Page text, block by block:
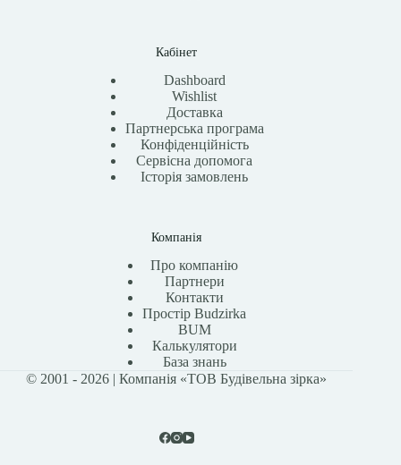
Кабінет
Dashboard
Wishlist
Доставка
Партнерська програма
Конфіденційність
Сервісна допомога
Історія замовлень
Компанія
Про компанію
Партнери
Контакти
Простір Budzirka
BUM
Калькулятори
База знань
© 2001 - 2026 | Компанія «ТОВ Будівельна зірка»